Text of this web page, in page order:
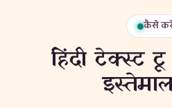
कैसे
हिंदी टेक्स्ट